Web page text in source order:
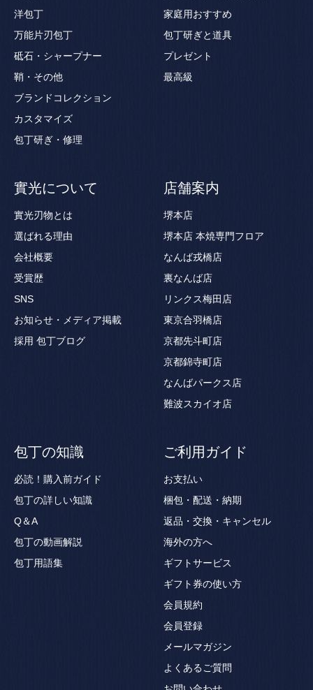
洋包丁
万能片刃包丁
砥石・シャープナー
鞘・その他
ブランドコレクション
カスタマイズ
包丁研ぎ・修理
家庭用おすすめ
包丁研ぎと道具
プレゼント
最高級
實光について
實光刃物とは
選ばれる理由
会社概要
受賞歴
SNS
お知らせ・メディア掲載
採用 包丁ブログ
店舗案内
堺本店
堺本店 本焼専門フロア
なんば戎橋店
裏なんば店
リンクス梅田店
東京合羽橋店
京都先斗町店
京都錦寺町店
なんばパークス店
難波スカイオ店
包丁の知識
必読！購入前ガイド
包丁の詳しい知識
Q＆A
包丁の動画解説
包丁用語集
ご利用ガイド
お支払い
梱包・配送・納期
返品・交換・キャンセル
海外の方へ
ギフトサービス
ギフト券の使い方
会員規約
会員登録
メールマガジン
よくあるご質問